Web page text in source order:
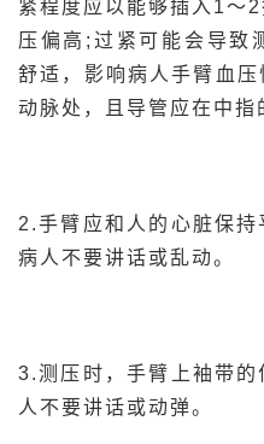
紧程度应以能够插入1～
压偏高;过紧可能会导致
舒适，影响病人手臂血
动脉处，且导管应在中指
2.手臂应和人的心脏保
病人不要讲话或乱动。
3.测压时，手臂上袖带
人不要讲话或动弹。